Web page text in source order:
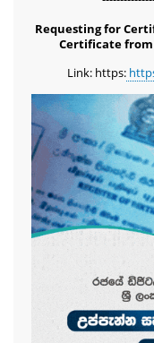
Requesting for
Certificate from
Link: https: